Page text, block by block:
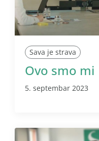
Sava je strava
Ovo smo mi
5. septembar 2023